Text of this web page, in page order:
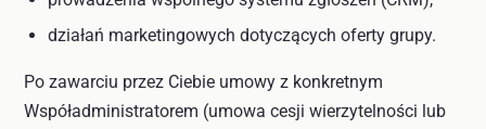
działań marketingowych dotyczących oferty grupy.
Po zawarciu przez Ciebie umowy z konkretnym
Współadministratorem (umowa cesji wierzytelności lub